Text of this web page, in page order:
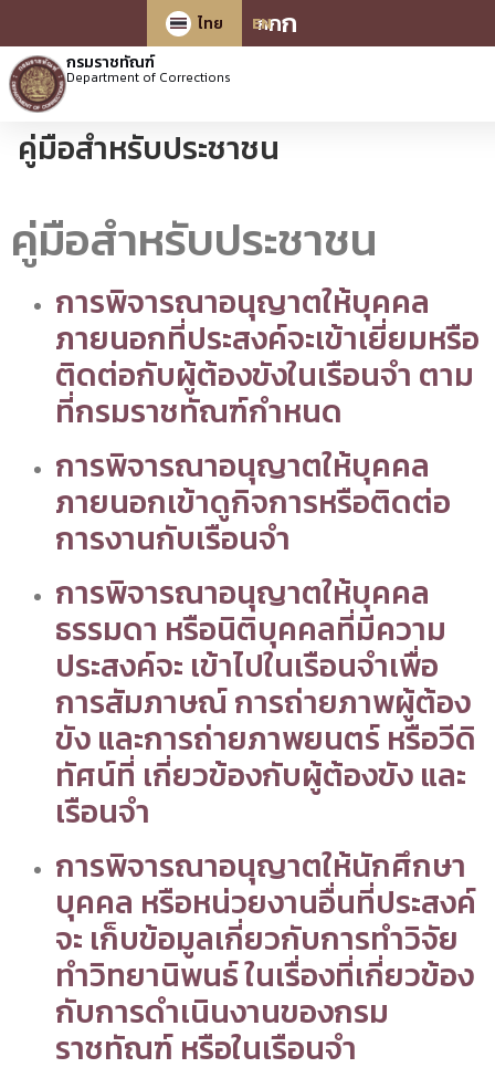
กกก
ไทย
EN
กรมราชทัณฑ์
Department of Corrections
คู่มือสำหรับประชาชน
คู่มือสำหรับประชาชน
การพิจารณาอนุญาตให้บุคคล
ภายนอกที่ประสงค์จะเข้าเยี่ยมหรือ
ติดต่อกับผู้ต้องขังในเรือนจำ ตาม
ที่กรมราชทัณฑ์กำหนด
การพิจารณาอนุญาตให้บุคคล
ภายนอกเข้าดูกิจการหรือติดต่อ
การงานกับเรือนจำ
การพิจารณาอนุญาตให้บุคคล
ธรรมดา หรือนิติบุคคลที่มีความ
ประสงค์จะ เข้าไปในเรือนจำเพื่อ
การสัมภาษณ์ การถ่ายภาพผู้ต้อง
ขัง และการถ่ายภาพยนตร์ หรือวีดิ
ทัศน์ที่ เกี่ยวข้องกับผู้ต้องขัง และ
เรือนจำ
การพิจารณาอนุญาตให้นักศึกษา
บุคคล หรือหน่วยงานอื่นที่ประสงค์
จะ เก็บข้อมูลเกี่ยวกับการทำวิจัย
ทำวิทยานิพนธ์ ในเรื่องที่เกี่ยวข้อง
กับการดำเนินงานของกรม
ราชทัณฑ์ หรือในเรือนจำ